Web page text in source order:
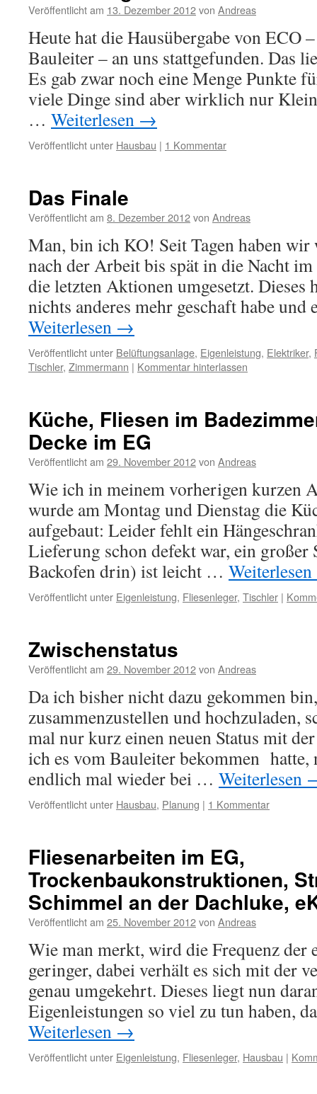
Veröffentlicht am 13. Dezember 2012von Andreas
Heute hat die Hausübergabe von ECO
Bauleiter – an uns stattgefunden. Das
Es gab zwar noch eine Menge Punkte
viele Dinge sind aber wirklich nur
… Weiterlesen →
Veröffentlicht unter Hausbau | 1 Kommentar
Das Finale
Veröffentlicht am 8. Dezember 2012von Andreas
Man, bin ich KO! Seit Tagen haben
nach der Arbeit bis spät in die Nacht
die letzten Aktionen umgesetzt. Dieses
nichts anderes mehr geschaft habe
Weiterlesen →
Veröffentlicht unter Belüftungsanlage, Eigenleistung, Elektriker,
Tischler, Zimmermann | Kommentar hinterlassen
Küche, Fliesen im
Decke im EG
Veröffentlicht am 29. November 2012von Andreas
Wie ich in meinem vorherigen kurzen
wurde am Montag und Dienstag die
aufgebaut: Leider fehlt ein
Lieferung schon defekt war, ein großer
Backofen drin) ist leicht … Weiterlesen
Veröffentlicht unter Eigenleistung, Fliesenleger, Tischler |
Zwischenstatus
Veröffentlicht am 29. November 2012von Andreas
Da ich bisher nicht dazu gekommen
zusammenzustellen und hochzuladen,
mal nur kurz einen neuen Status mit
ich es vom Bauleiter bekommen hatte,
endlich mal wieder bei … Weiterlesen
Veröffentlicht unter Hausbau, Planung | 1 Kommentar
Fliesenarbeiten im EG,
Trockenbaukonstruktionen,
Schimmel an der Dachluke,
Veröffentlicht am 25. November 2012von Andreas
Wie man merkt, wird die Frequenz der
geringer, dabei verhält es sich mit der
genau umgekehrt. Dieses liegt nun
Eigenleistungen so viel zu tun haben,
Weiterlesen →
Veröffentlicht unter Eigenleistung, Fliesenleger, Hausbau |